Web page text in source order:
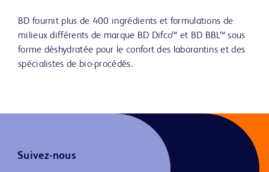
BD fournit plus de 400 ingrédients et formulations de
milieux différents de marque BD Difco™ et BD BBL™ sous
forme déshydratée pour le confort des laborantins et des
spécialistes de bio-procédés.
Suivez-nous